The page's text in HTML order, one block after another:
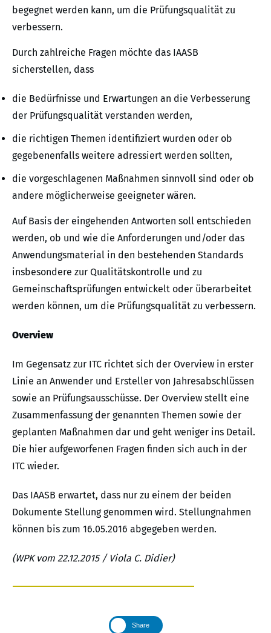
begegnet werden kann, um die Prüfungsqualität zu
verbessern.
Durch zahlreiche Fragen möchte das IAASB
sicherstellen, dass
die Bedürfnisse und Erwartungen an die Verbesserung
der Prüfungsqualität verstanden werden,
die richtigen Themen identifiziert wurden oder ob
gegebenenfalls weitere adressiert werden sollten,
die vorgeschlagenen Maßnahmen sinnvoll sind oder ob
andere möglicherweise geeigneter wären.
Auf Basis der eingehenden Antworten soll entschieden
werden, ob und wie die Anforderungen und/oder das
Anwendungsmaterial in den bestehenden Standards
insbesondere zur Qualitätskontrolle und zu
Gemeinschaftsprüfungen entwickelt oder überarbeitet
werden können, um die Prüfungsqualität zu verbessern.
Overview
Im Gegensatz zur ITC richtet sich der Overview in erster
Linie an Anwender und Ersteller von Jahresabschlüssen
sowie an Prüfungsausschüsse. Der Overview stellt eine
Zusammenfassung der genannten Themen sowie der
geplanten Maßnahmen dar und geht weniger ins Detail.
Die hier aufgeworfenen Fragen finden sich auch in der
ITC wieder.
Das IAASB erwartet, dass nur zu einem der beiden
Dokumente Stellung genommen wird. Stellungnahmen
können bis zum 16.05.2016 abgegeben werden.
(WPK vom 22.12.2015 / Viola C. Didier)
Share